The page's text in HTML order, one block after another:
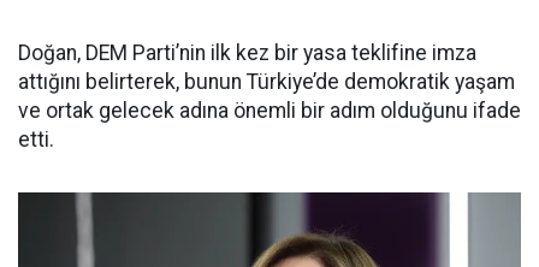
Doğan, DEM Parti’nin ilk kez bir yasa teklifine imza
attığını belirterek, bunun Türkiye’de demokratik yaşam
ve ortak gelecek adına önemli bir adım olduğunu ifade
etti.